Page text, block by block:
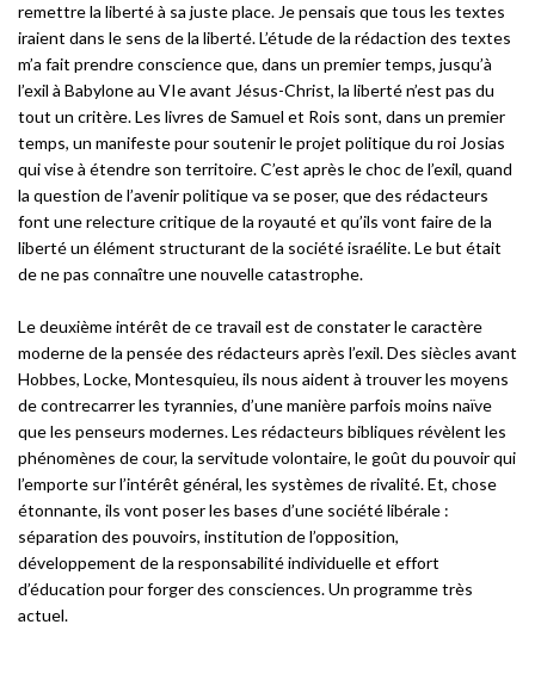
remettre la liberté à sa juste place. Je pensais que tous les textes
iraient dans le sens de la liberté. L’étude de la rédaction des textes
m’a fait prendre conscience que, dans un premier temps, jusqu’à
l’exil à Babylone au VIe avant Jésus-Christ, la liberté n’est pas du
tout un critère. Les livres de Samuel et Rois sont, dans un premier
temps, un manifeste pour soutenir le projet politique du roi Josias
qui vise à étendre son territoire. C’est après le choc de l’exil, quand
la question de l’avenir politique va se poser, que des rédacteurs
font une relecture critique de la royauté et qu’ils vont faire de la
liberté un élément structurant de la société israélite. Le but était
de ne pas connaître une nouvelle catastrophe.
Le deuxième intérêt de ce travail est de constater le caractère
moderne de la pensée des rédacteurs après l’exil. Des siècles avant
Hobbes, Locke, Montesquieu, ils nous aident à trouver les moyens
de contrecarrer les tyrannies, d’une manière parfois moins naïve
que les penseurs modernes. Les rédacteurs bibliques révèlent les
phénomènes de cour, la servitude volontaire, le goût du pouvoir qui
l’emporte sur l’intérêt général, les systèmes de rivalité. Et, chose
étonnante, ils vont poser les bases d’une société libérale :
séparation des pouvoirs, institution de l’opposition,
développement de la responsabilité individuelle et effort
d’éducation pour forger des consciences. Un programme très
actuel.